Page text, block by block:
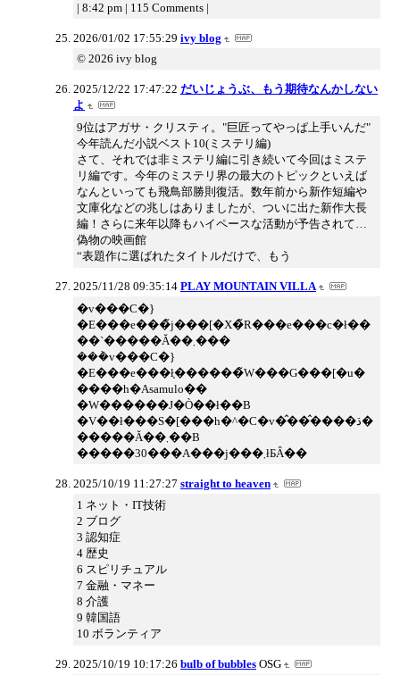
| 8:42 pm | 115 Comments |
2026/01/02 17:55:29 ivy blog
© 2026 ivy blog
2025/12/22 17:47:22 だいじょうぶ、もう期待なんかしない
よ
9位はアガサ・クリスティ。"巨匠ってやっぱ上手いんだ"
今年読んだ小説ベスト10(ミステリ編)
さて、それでは非ミステリ編に引き続いて今回はミステ
リ編です。今年のミステリ界の最大のトピックといえば
なんといっても飛鳥部勝則復活。数年前から新作短編や
文庫化などの兆しはありましたが、ついに出た新作大長
編！さらに来年以降もハイペースな活動が予告されて…
偽物の映画館
“表題作に選ばれたタイトルだけで、もう
2025/11/28 09:35:14 PLAY MOUNTAIN VILLA
�v���C�}
�E���e���̃j���[�X�̃R���e���c�ł��
��`�����Ă��܂���
���݃v���C�}
�E���e���ł͎������̃W���G���[�u�
����h�Asamulo��
�W������J�Ò��ł��B
�V��ł���S�[���h�^�C�v�̂��̂����ڌ�
�����Ă��܂��B
�����30���A���j���܂łƂȂ��
2025/10/19 11:27:27 straight to heaven
1 ネット・IT技術
2 ブログ
3 認知症
4 歴史
6 スピリチュアル
7 金融・マネー
8 介護
9 韓国語
10 ボランティア
2025/10/19 10:17:26 bulb of bubbles OSG